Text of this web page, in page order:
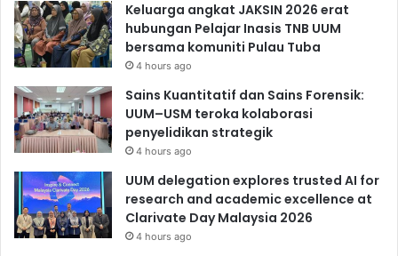
Keluarga angkat JAKSIN 2026 erat
hubungan Pelajar Inasis TNB UUM
bersama komuniti Pulau Tuba
4 hours ago
Sains Kuantitatif dan Sains Forensik:
UUM–USM teroka kolaborasi
penyelidikan strategik
4 hours ago
UUM delegation explores trusted AI for
research and academic excellence at
Clarivate Day Malaysia 2026
4 hours ago